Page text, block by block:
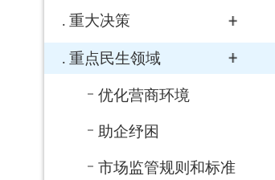
国有土地上房屋征收与...
养老服务
义务教育
公共文化服务